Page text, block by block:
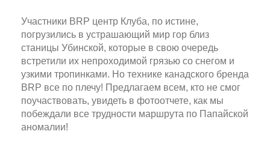
Участники BRP центр Клуба, по истине,
погрузились в устрашающий мир гор близ
станицы Убинской, которые в свою очередь
встретили их непроходимой грязью со снегом и
узкими тропинками. Но технике канадского бренда
BRP все по плечу! Предлагаем всем, кто не смог
поучаствовать, увидеть в фотоотчете, как мы
побеждали все трудности маршрута по Папайской
аномалии!